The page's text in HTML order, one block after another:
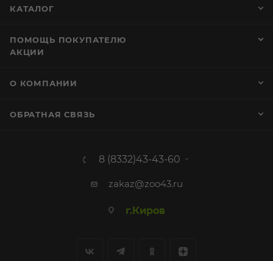
КАТАЛОГ
ПОМОЩЬ ПОКУПАТЕЛЮ
АКЦИИ
О КОМПАНИИ
ОБРАТНАЯ СВЯЗЬ
8 (8332)43-43-60
zakaz@zoo43.ru
г.Киров